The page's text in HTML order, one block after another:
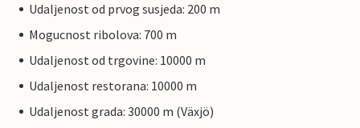
Udaljenost od prvog susjeda: 200 m
Mogucnost ribolova: 700 m
Udaljenost od trgovine: 10000 m
Udaljenost restorana: 10000 m
Udaljenost grada: 30000 m (Växjö)